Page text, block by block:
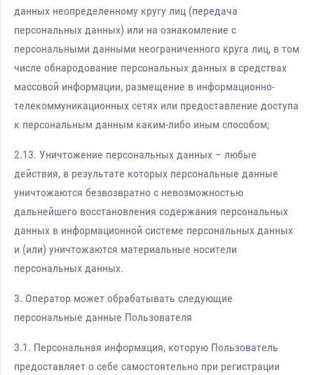
данных неопределенному кругу лиц (передача
персональных данных) или на ознакомление с
персональными данными неограниченного круга лиц, в том
числе обнародование персональных данных в средствах
массовой информации, размещение в информационно-
телекоммуникационных сетях или предоставление доступа
к персональным данным каким-либо иным способом;
2.13. Уничтожение персональных данных – любые
действия, в результате которых персональные данные
уничтожаются безвозвратно с невозможностью
дальнейшего восстановления содержания персональных
данных в информационной системе персональных данных
и (или) уничтожаются материальные носители
персональных данных.
3. Оператор может обрабатывать следующие
персональные данные Пользователя
3.1. Персональная информация, которую Пользователь
предоставляет о себе самостоятельно при регистрации